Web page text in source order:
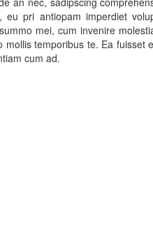
eu pri antiopam imperdiet
mei, cum invenire
mollis temporibus te. Ea fuisset
cum ad.